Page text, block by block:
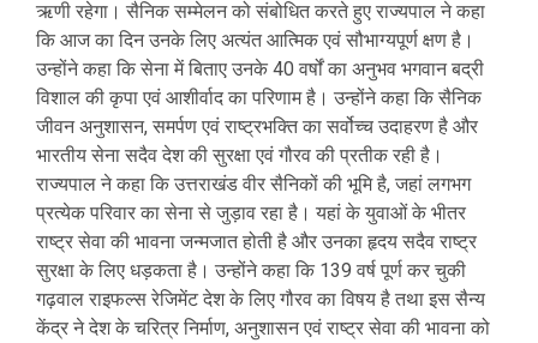
ऋणी रहेगा। सैनिक सम्मेलन को संबोधित करते हुए राज्यपाल ने कहा
कि आज का दिन उनके लिए अत्यंत आत्मिक एवं सौभाग्यपूर्ण क्षण है।
उन्होंने कहा कि सेना में बिताए उनके 40 वर्षों का अनुभव भगवान बद्री
विशाल की कृपा एवं आशीर्वाद का परिणाम है। उन्होंने कहा कि सैनिक
जीवन अनुशासन, समर्पण एवं राष्ट्रभक्ति का सर्वोच्च उदाहरण है और
भारतीय सेना सदैव देश की सुरक्षा एवं गौरव की प्रतीक रही है।
राज्यपाल ने कहा कि उत्तराखंड वीर सैनिकों की भूमि है, जहां लगभग
प्रत्येक परिवार का सेना से जुड़ाव रहा है। यहां के युवाओं के भीतर
राष्ट्र सेवा की भावना जन्मजात होती है और उनका हृदय सदैव राष्ट्र
सुरक्षा के लिए धड़कता है। उन्होंने कहा कि 139 वर्ष पूर्ण कर चुकी
गढ़वाल राइफल्स रेजिमेंट देश के लिए गौरव का विषय है तथा इस सैन्य
केंद्र ने देश के चरित्र निर्माण, अनुशासन एवं राष्ट्र सेवा की भावना को